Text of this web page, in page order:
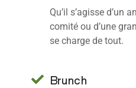
Qu’il s’agisse d’un
comité ou d’une
se charge de tout.
Brunch